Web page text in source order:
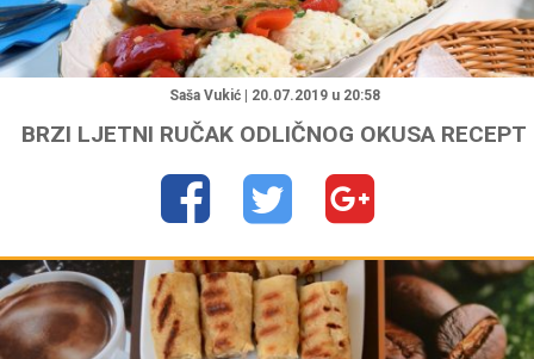
"
Saša Vukić | 20.07.2019 u 20:58
BRZI LJETNI RUČAK ODLIČNOG OKUSA RECEPT